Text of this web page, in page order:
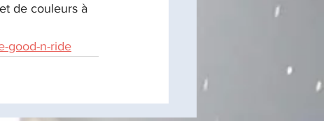
de couleurs à
good-n-ride